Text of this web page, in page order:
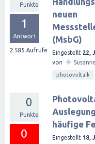
Punkte
1
Antwort
2.585 Aufrufe
neuen
(MsbG)
Eingestellt 22,
von ✦
photovoltaik
0
Punkte
0
häufige
Eingestellt 18,